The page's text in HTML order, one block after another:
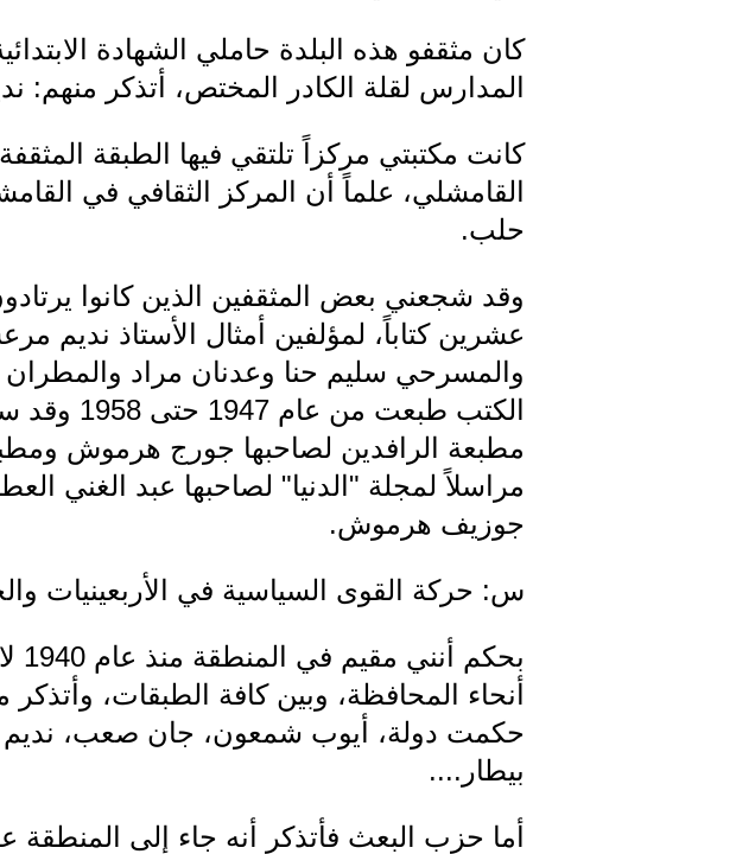
كان مثقفو هذه البلدة حاملي الشهادة
المدارس لقلة الكادر المختص، أتذكر منهم:
كانت مكتبتي مركزاً تلتقي فيها الطبقة
حلب.
وقد شجعني بعض المثقفين الذين كانوا
عشرين كتاباً، لمؤلفين أمثال الأستاذ نديم
والمسرحي سليم حنا وعدنان مراد
الكتب
مطبعة الرافدين لصاحبها جورج هرموش
مراسلاً لمجلة "الدنيا" لصاحبها عبد الغني
جوزيف هرموش.
س: حركة القوى السياسية في الأربعينيات
أنحاء المحافظة، وبين كافة الطبقات،
حكمت دولة، أيوب شمعون، جان صعب، نديم
بيطار....